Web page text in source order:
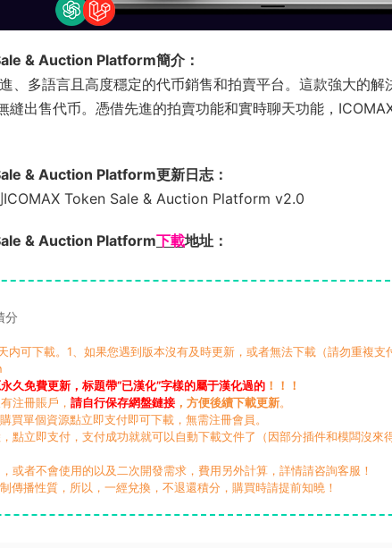
& Auction Platform簡介：
、多語言且高度穩定的代币銷售和拍賣平台。這款強大的
縫出售代币。憑借先進的拍賣功能和實時聊天功能，
& Auction Platform更新日志：
Token Sale & Auction Platform v2.0
& Auction Platform下載地址：
分
内可下載。1、如果您遇到版本沒有及時更新，或者無法下載（請勿重複
久免費更新，标題帶“已漢化”字樣的屬于漢化過的 ！！！
注冊賬戶， 請自行保存網盤鏈接 ，方便後續下載更新。
買單個資源點立即支付即可下載，無需注冊會員。
點立即支付，支付成功就就可以自動下載文件了（因部分插件和模闆沒來
或者不會使用的以及二次開發需求，費用另外計算，詳情請咨詢客服！
傳播性質，所以，一經兌換，不退還積分，購買時請提前知曉！